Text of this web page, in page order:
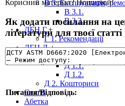
В 3. Експлуатація,
В 3.1.
В 3.2.
ДБН Г.+
Г 1. Рекомендації
ДБН Д.+
Д 1. Нормування+
Д 1.1.
Д 1.2.
Д 2. Кошториси
Статті
Абетка
Корисний матеріал? Поширюй!
Як додати посилання на
літератури для твоєї
Питання/Відповідь: